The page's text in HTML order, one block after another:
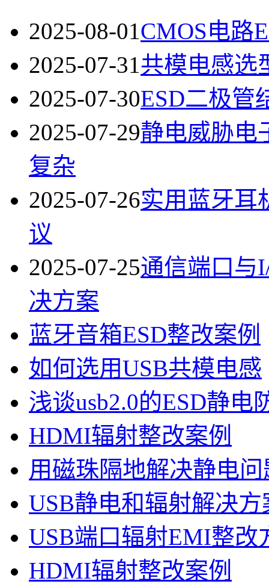
2025-08-01CMOS电路
2025-07-31共模电感选
2025-07-30ESD二极管
2025-07-29静电威胁电
复杂
2025-07-26实用蓝牙耳
议
2025-07-25通信端口与
决方案
蓝牙音箱ESD整改案例
如何选用USB共模电感
浅谈usb2.0的ESD静电
HDMI辐射整改案例
用磁珠隔地解决静电问
USB静电和辐射解决方
USB端口辐射EMI整改
HDMI辐射整改案例